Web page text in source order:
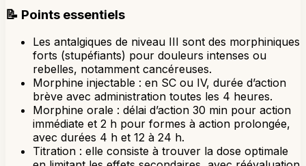
📝 Points essentiels
Les antalgiques de niveau III sont des morphiniques
forts (stupéfiants) pour douleurs intenses ou
rebelles, notamment cancéreuses.
Morphine injectable : en SC ou IV, durée d’action
brève avec administration toutes les 4 heures.
Morphine orale : délai d’action 30 min pour action
immédiate et 2 h pour formes à action prolongée,
avec durées 4 h et 12 à 24 h.
Titration : elle consiste à trouver la dose optimale